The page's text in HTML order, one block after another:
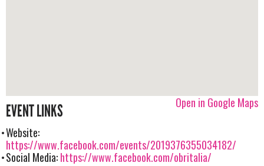
Open in Google Maps
EVENT LINKS
Website:
https://www.facebook.com/events/2019376355034182/
Social Media:https://www.facebook.com/obritalia/